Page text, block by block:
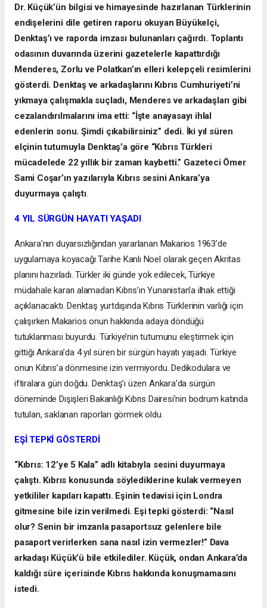
Dr. Küçük’ün bilgisi ve himayesinde hazırlanan Türklerinin
endişelerini dile getiren raporu okuyan Büyükelçi,
Denktaş’ı ve raporda imzası bulunanları çağırdı. Toplantı
odasının duvarında üzerini gazetelerle kapattırdığı
Menderes, Zorlu ve Polatkan’ın elleri kelepçeli resimlerini
gösterdi. Denktaş ve arkadaşlarını Kıbrıs Cumhuriyeti’ni
yıkmaya çalışmakla suçladı, Menderes ve arkadaşları gibi
cezalandırılmalarını ima etti: “İşte anayasayı ihlal
edenlerin sonu. Şimdi çıkabilirsiniz” dedi. İki yıl süren
elçinin tutumuyla Denktaş’a göre “Kıbrıs Türkleri
mücadelede 22 yıllık bir zaman kaybetti.” Gazeteci Ömer
Sami Coşar’ın yazılarıyla Kıbrıs sesini Ankara’ya
duyurmaya çalıştı.
4 YIL SÜRGÜN HAYATI YAŞADI
Ankara’nın duyarsızlığından yararlanan Makarios 1963’de
uygulamaya koyacağı Tarihe Kanlı Noel olarak geçen Akritas
planını hazırladı. Türkler iki günde yok edilecek, Türkiye
müdahale kararı alamadan Kıbrıs’ın Yunanistan’a ilhak ettiği
açıklanacaktı. Denktaş yurtdışında Kıbrıs Türklerinin varlığı için
çalışırken Makarios onun hakkında adaya döndüğü
tutuklanması buyurdu. Türkiye’nin tutumunu eleştirmek için
gittiği Ankara’da 4 yıl süren bir sürgün hayatı yaşadı. Türkiye
onun Kıbrıs’a dönmesine izin vermiyordu. Dedikodulara ve
iftiralara gün doğdu. Denktaş’ı üzen Ankara’da sürgün
döneminde Dışişleri Bakanlığı Kıbrıs Dairesi’nin bodrum katında
tutulan, saklanan raporları görmek oldu.
EŞİ TEPKİ GÖSTERDİ
“Kıbrıs: 12’ye 5 Kala” adlı kitabıyla sesini duyurmaya
çalıştı. Kıbrıs konusunda söylediklerine kulak vermeyen
yetkililer kapıları kapattı. Eşinin tedavisi için Londra
gitmesine bile izin verilmedi. Eşi tepki gösterdi: “Nasıl
olur? Senin bir imzanla pasaportsuz gelenlere bile
pasaport verirlerken sana nasıl izin vermezler!” Dava
arkadaşı Küçük’ü bile etkilediler. Küçük, ondan Ankara’da
kaldığı süre içerisinde Kıbrıs hakkında konuşmamasını
istedi.